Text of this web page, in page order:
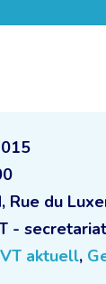
Rue du
-
aktuell,